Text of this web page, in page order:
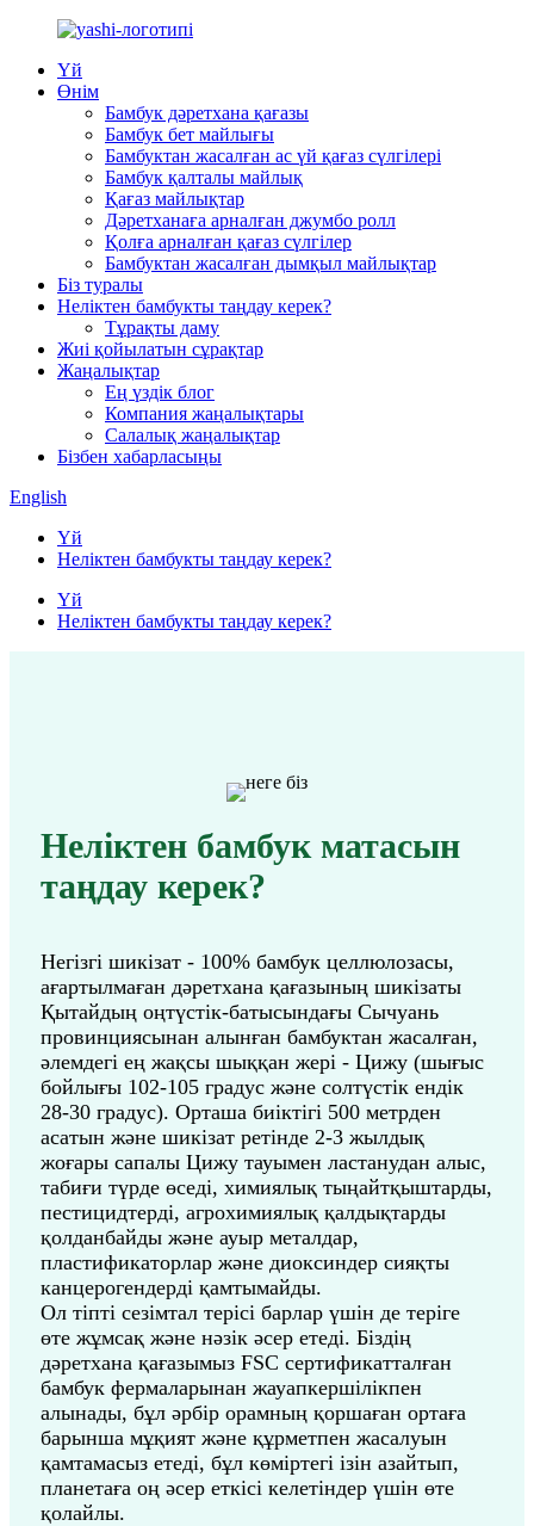
Үй
Өнім
Бамбук дәретхана қағазы
Бамбук бет майлығы
Бамбуктан жасалған ас үй қағаз сүлгілері
Бамбук қалталы майлық
Қағаз майлықтар
Дәретханаға арналған джумбо ролл
Қолға арналған қағаз сүлгілер
Бамбуктан жасалған дымқыл майлықтар
Біз туралы
Неліктен бамбукты таңдау керек?
Тұрақты даму
Жиі қойылатын сұрақтар
Жаңалықтар
Ең үздік блог
Компания жаңалықтары
Салалық жаңалықтар
Бізбен хабарласыңы
English
Үй
Неліктен бамбукты таңдау керек?
Үй
Неліктен бамбукты таңдау керек?
Неліктен бамбук матасын
таңдау керек?
Негізгі шикізат - 100% бамбук целлюлозасы,
ағартылмаған дәретхана қағазының шикізаты
Қытайдың оңтүстік-батысындағы Сычуань
провинциясынан алынған бамбуктан жасалған,
әлемдегі ең жақсы шыққан жері - Цижу (шығыс
бойлығы 102-105 градус және солтүстік ендік
28-30 градус). Орташа биіктігі 500 метрден
асатын және шикізат ретінде 2-3 жылдық
жоғары сапалы Цижу тауымен ластанудан алыс,
табиғи түрде өседі, химиялық тыңайтқыштарды,
пестицидтерді, агрохимиялық қалдықтарды
қолданбайды және ауыр металдар,
пластификаторлар және диоксиндер сияқты
канцерогендерді қамтымайды.
Ол тіпті сезімтал терісі барлар үшін де теріге
өте жұмсақ және нәзік әсер етеді. Біздің
дәретхана қағазымыз FSC сертификатталған
бамбук фермаларынан жауапкершілікпен
алынады, бұл әрбір орамның қоршаған ортаға
барынша мұқият және құрметпен жасалуын
қамтамасыз етеді, бұл көміртегі ізін азайтып,
планетаға оң әсер еткісі келетіндер үшін өте
қолайлы.